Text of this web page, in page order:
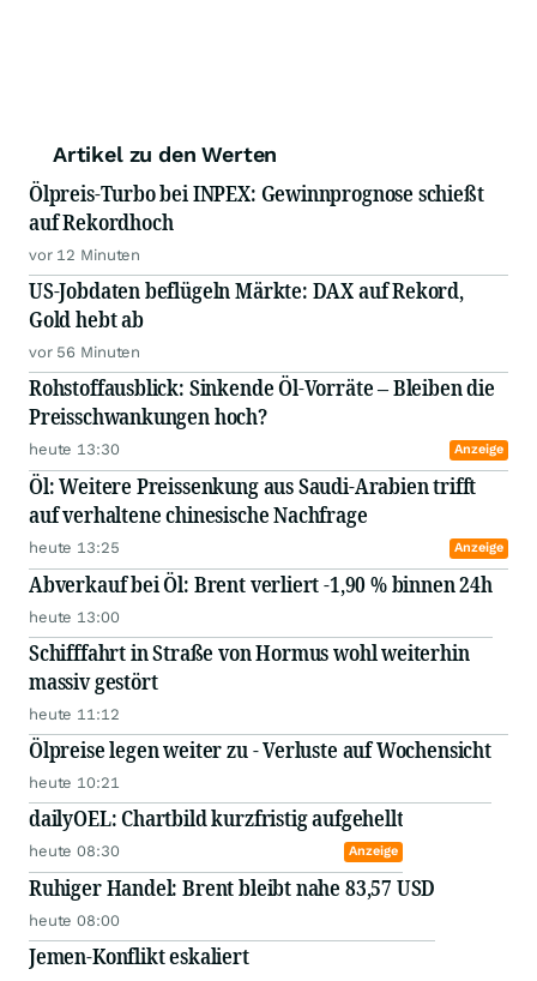
Artikel zu den Werten
Ölpreis-Turbo bei INPEX: Gewinnprognose schießt
auf Rekordhoch
vor 12 Minuten
US-Jobdaten beflügeln Märkte: DAX auf Rekord,
Gold hebt ab
vor 56 Minuten
Rohstoffausblick: Sinkende Öl-Vorräte – Bleiben die
Preisschwankungen hoch?
heute 13:30 Anzeige
Öl: Weitere Preissenkung aus Saudi-Arabien trifft
auf verhaltene chinesische Nachfrage
heute 13:25 Anzeige
Abverkauf bei Öl: Brent verliert -1,90 % binnen 24h
heute 13:00
Schifffahrt in Straße von Hormus wohl weiterhin
massiv gestört
heute 11:12
Ölpreise legen weiter zu - Verluste auf Wochensicht
heute 10:21
dailyOEL: Chartbild kurzfristig aufgehellt
heute 08:30 Anzeige
Ruhiger Handel: Brent bleibt nahe 83,57 USD
heute 08:00
Jemen-Konflikt eskaliert